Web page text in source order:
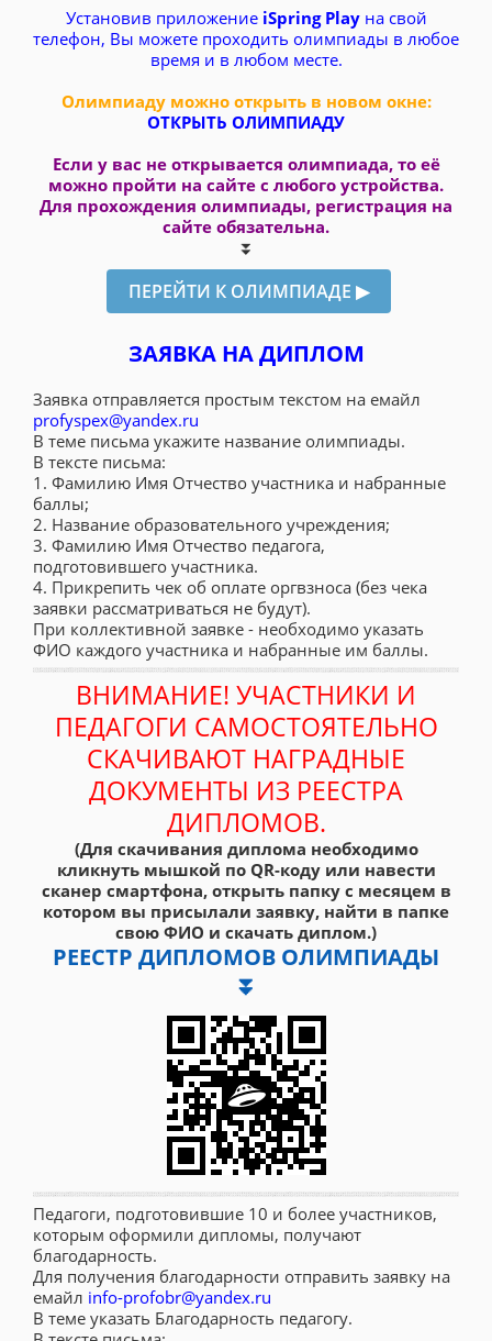
Установив приложение iSpring Playна свой
телефон, Вы можете проходить олимпиады в любое
время и в любом месте.
Олимпиаду можно открыть в новом окне:
ОТКРЫТЬ ОЛИМПИАДУ
Если у вас не открывается олимпиада, то её
можно пройти на сайте с любого устройства.
Для прохождения олимпиады, регистрация на
сайте обязательна.
⏬
ЗАЯВКА НА ДИПЛОМ
Заявка отправляется простым текстом на емайл
profyspex@yandex.ru
В теме письма укажите название олимпиады.
В тексте письма:
1. Фамилию Имя Отчество участника и набранные
баллы;
2. Название образовательного учреждения;
3. Фамилию Имя Отчество педагога,
подготовившего участника.
4. Прикрепить чек об оплате оргвзноса (без чека
заявки рассматриваться не будут).
При коллективной заявке - необходимо указать
ФИО каждого участника и набранные им баллы.
ВНИМАНИЕ! УЧАСТНИКИ И
ПЕДАГОГИ САМОСТОЯТЕЛЬНО
СКАЧИВАЮТ НАГРАДНЫЕ
ДОКУМЕНТЫ ИЗ РЕЕСТРА
ДИПЛОМОВ.
(Для скачивания диплома необходимо
кликнуть мышкой по QR-коду или навести
сканер смартфона, открыть папку с месяцем в
котором вы присылали заявку, найти в папке
свою ФИО и скачать диплом.)
РЕЕСТР ДИПЛОМОВ ОЛИМПИАДЫ
⏬
Педагоги, подготовившие 10 и более участников,
которым оформили дипломы, получают
благодарность.
Для получения благодарности отправить заявку на
емайл info-profobr@yandex.ru
В теме указать Благодарность педагогу.